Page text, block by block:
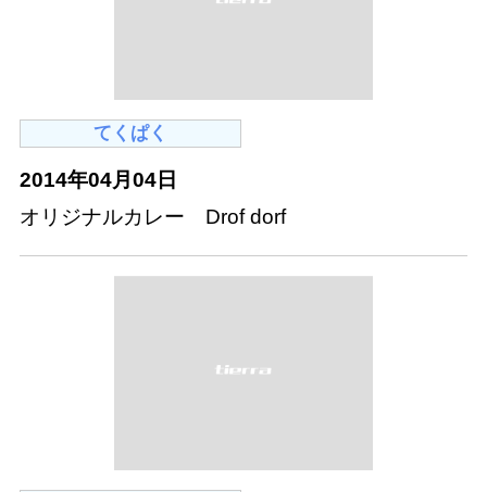
てくぱく
2014年04月04日
オリジナルカレー Drof dorf